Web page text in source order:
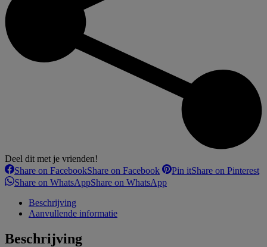
Deel dit met je vrienden!
Share on FacebookShare on Facebook Pin itShare on Pinterest
Share on WhatsAppShare on WhatsApp
Beschrijving
Aanvullende informatie
Beschrijving